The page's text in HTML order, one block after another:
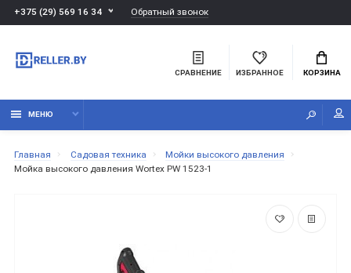
+375 (29) 569 16 34 Обратный звонок
СРАВНЕНИЕ ИЗБРАННОЕ КОРЗИНА
МЕНЮ
Главная Садовая техника
Мойки высокого давления
Мойка высокого давления Wortex PW 1523-1